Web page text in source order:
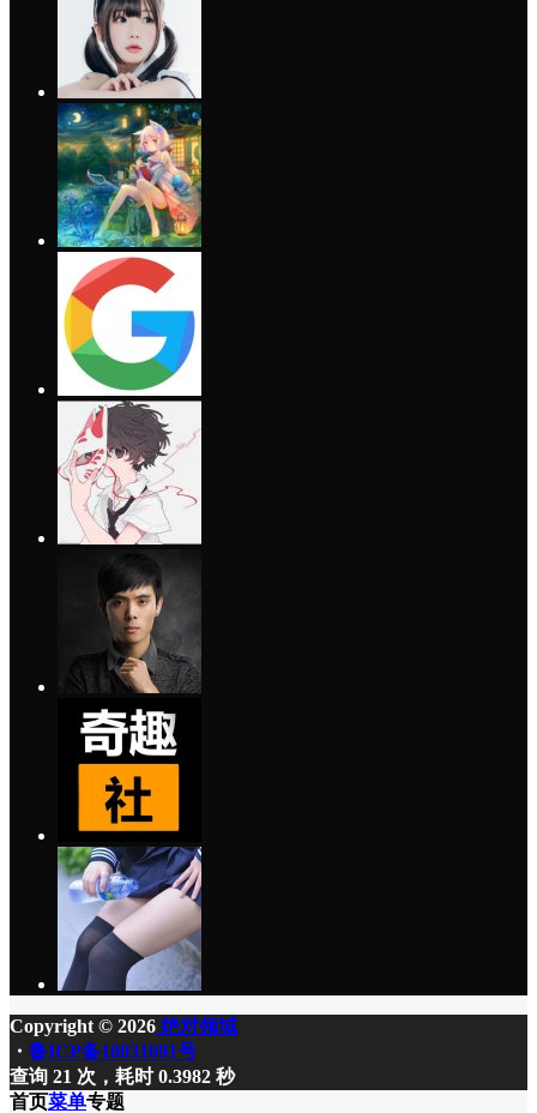
Copyright © 2026 绝对领域
・ 鲁ICP备18031091号
查询 21 次，耗时 0.3982 秒
首页菜单专题